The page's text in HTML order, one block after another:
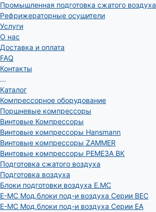
Промышленная подготовка сжатого воздуха
Рефрижераторные осушители
Услуги
О нас
Доставка и оплата
FAQ
Контакты
...
Каталог
Компрессорное оборудование
Поршневые компрессоры
Винтовые Компрессоры
Винтовые компрессоры Hansmann
Винтовые компрессоры ZAMMER
Винтовые компрессоры РЕМЕЗА ВК
Подготовка сжатого воздуха
Подготовка воздуха
Блоки подготовки воздуха E.MC
E-MC Мод.блоки под-и воздуха Серии BEC
E-MC Мод.блоки под-и воздуха Серии EA